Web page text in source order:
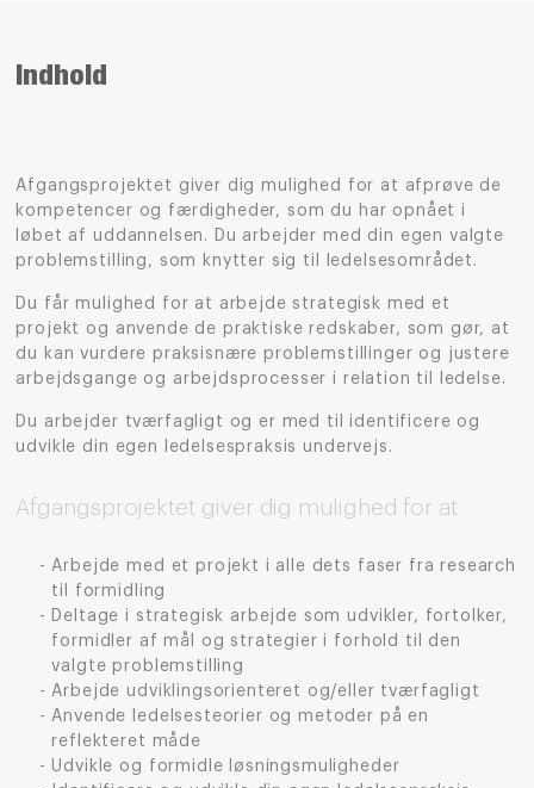
Indhold
Afgangsprojektet giver dig mulighed for at afprøve de
kompetencer og færdigheder, som du har opnået i
løbet af uddannelsen. Du arbejder med din egen valgte
problemstilling, som knytter sig til ledelsesområdet.
Du får mulighed for at arbejde strategisk med et
projekt og anvende de praktiske redskaber, som gør, at
du kan vurdere praksisnære problemstillinger og justere
arbejdsgange og arbejdsprocesser i relation til ledelse.
Du arbejder tværfagligt og er med til identificere og
udvikle din egen ledelsespraksis undervejs.
Afgangsprojektet giver dig mulighed for at
Arbejde med et projekt i alle dets faser fra research
til formidling
Deltage i strategisk arbejde som udvikler, fortolker,
formidler af mål og strategier i forhold til den
valgte problemstilling
Arbejde udviklingsorienteret og/eller tværfagligt
Anvende ledelsesteorier og metoder på en
reflekteret måde
Udvikle og formidle løsningsmuligheder